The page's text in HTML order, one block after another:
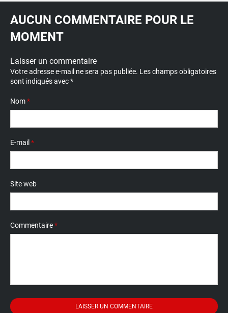
AUCUN COMMENTAIRE POUR LE
MOMENT
Laisser un commentaire
Votre adresse e-mail ne sera pas publiée. Les champs obligatoires
sont indiqués avec*
Nom*
E-mail *
Site web
Commentaire*